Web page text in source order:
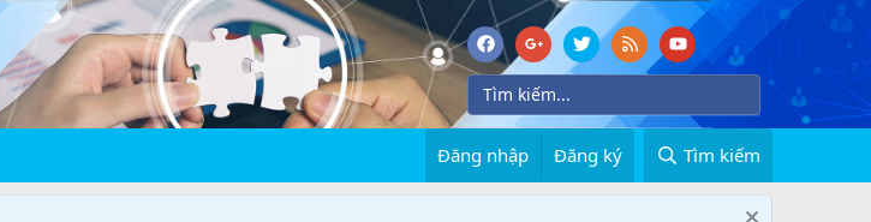
Đăng nhập Đăng ký Tìm kiếm